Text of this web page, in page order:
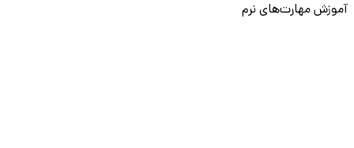
آموزش مهارت‌های نرم